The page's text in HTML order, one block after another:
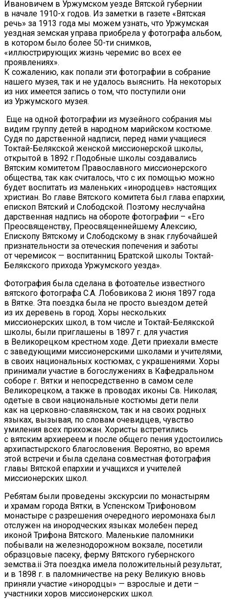
Ивановичем в Уржумском уезде Вятской губернии
в начале 1910-х годов. Из заметки в газете «Вятская
речь» за 1913 года мы можем узнать, что Уржумская
уездная земская управа приобрела у фотографа альбом,
в котором было более 50-ти снимков,
«иллюстрирующих жизнь черемис во всех ее
проявлениях».
К сожалению, как попали эти фотографии в собрание
нашего музея, так и не удалось выяснить. На некоторых
из них имеется запись о том, что поступили они
из Уржумского музея.
Еще на одной фотографии из музейного собрания мы
видим группу детей в народном марийском костюме.
Судя по дарственной надписи, перед нами учащиеся
Токтай-Белякской женской миссионерской школы,
открытой в 1892 г.Подобные школы создавались
Вятским комитетом Православного миссионерского
общества, так как считалось, что с их помощью можно
будет воспитать из маленьких «инородцев» настоящих
христиан. Во главе Вятского комитета был глава епархии,
епископ Вятский и Слободской. Поэтому неслучайна
дарственная надпись на обороте фотографии – «Его
Преосвященству, Преосвященнейшему Алексию,
Епископу Вятскому и Слободскому в знак глубочайшей
признательности за отеческия попечения и заботы
от черемисок — воспитанниц Братской школы Токтай-
Белякского прихода Уржумского уезда».
Фотография была сделана в фотоателье известного
вятского фотографа С.А. Лобовикова 2 июня 1897 года
в Вятке. Эта поездка была не просто выездом детей
из их деревень в город. Хоры нескольких
миссионерских школ, в том числе и Токтай-Белякской
школы, были приглашены в 1897 г. для участия
в Великорецком крестном ходе. Дети приехали вместе
с заведующими миссионерскими школами и учителями,
в своих национальных костюмах, с украшениями. Хоры
принимали участие в богослужениях в Кафедральном
соборе г. Вятки и непосредственно в самом селе
Великорецком, а также в проводах иконы Св. Николая;
одетые в свои национальные костюмы дети пели
как на церковно-славянском, так и на своих родных
языках, вызывая, по словам очевидцев, чувство
умиления всех прихожан. Хористы встретились
с вятским архиереем и после общего пения удостоились
архипастырского благословения. Вероятно, во время
этой встречи и была сделана совместная фотография
главы Вятской епархии и учащихся и учителей
миссионерских школ.
Ребятам были проведены экскурсии по монастырям
и храмам города Вятки, в Успенском Трифоновом
монастыре с разрешения очередного иеромонаха был
отслужен на инородческих языках молебен перед
иконой Трифона Вятского. Маленькие паломники
побывали на железнодорожном вокзале, посетили
образцовые пасеку, ферму Вятского губернского
земства.ii Эта поездка имела положительный результат,
и в 1898 г. в паломничестве на реку Великую вновь
приняли участие «инородцы» — взрослые и дети –
участники хоров миссионерских школ.